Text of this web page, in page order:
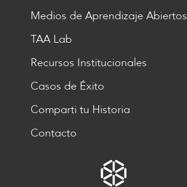
Medios de Aprendizaje Abiertos
TAA Lab
Recursos Institucionales
Casos de Éxito
Comparti tu Historia
Contacto